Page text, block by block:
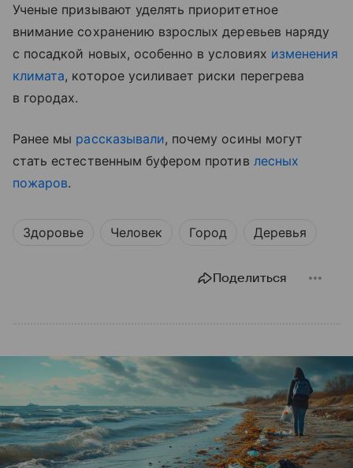
Ученые призывают уделять приоритетное
внимание сохранению взрослых деревьев наряду
с посадкой новых, особенно в условиях изменения
климата, которое усиливает риски перегрева
в городах.
Ранее мы рассказывали, почему осины могут
стать естественным буфером против лесных
пожаров.
Здоровье Человек Город Деревья
Поделиться